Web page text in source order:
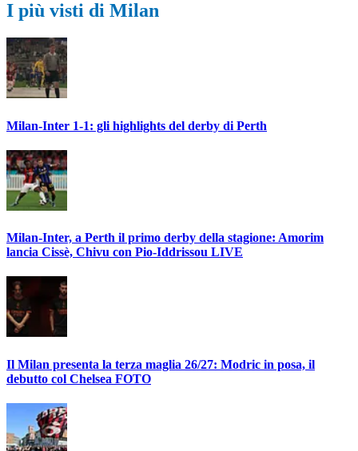
I più visti di Milan
Milan-Inter 1-1: gli highlights del derby di Perth
Milan-Inter, a Perth il primo derby della stagione: Amorim
lancia Cissè, Chivu con Pio-Iddrissou LIVE
Il Milan presenta la terza maglia 26/27: Modric in posa, il
debutto col Chelsea FOTO